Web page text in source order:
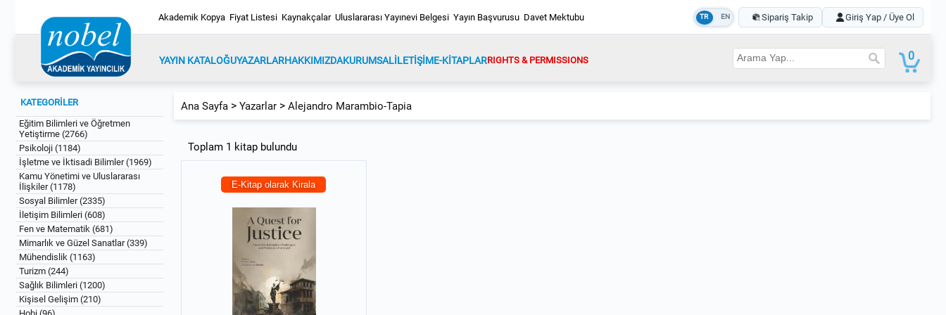
Akademik Kopya Fiyat Listesi Kaynakçalar Uluslararası Yayınevi Belgesi Yayın Başvurusu Davet Mektubu TR EN Giriş Yap / Üye Ol
Sipariş Takip
YAYIN KATALOĞUYAZARLARHAKKIMIZDAKURUMSALİLETİŞİME-KİTAPLARRIGHTS & PERMISSIONS 0
KATEGORİLER
Eğitim Bilimleri ve Öğretmen
Yetiştirme (2766)
Psikoloji (1184)
İşletme ve İktisadi Bilimler (1969)
Kamu Yönetimi ve Uluslararası
İlişkiler (1178)
Sosyal Bilimler (2335)
İletişim Bilimleri (608)
Fen ve Matematik (681)
Mimarlık ve Güzel Sanatlar (339)
Mühendislik (1163)
Turizm (244)
Sağlık Bilimleri (1200)
Kişisel Gelişim (210)
Ana Sayfa > Yazarlar > Alejandro Marambio-Tapia
Toplam 1 kitap bulundu
E-Kitap olarak Kirala